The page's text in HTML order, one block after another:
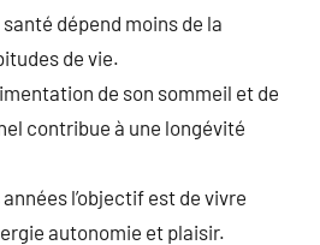
dépend moins de la
de vie.
de son sommeil et de
contribue à une longévité
l’objectif est de vivre
autonomie et plaisir.